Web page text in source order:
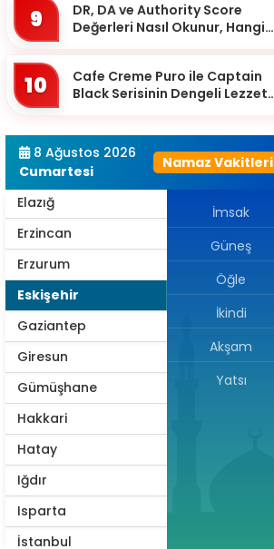
9
DR, DA ve Authority Score
Değerleri Nasıl Okunur, Hangi
10
Cafe Creme Puro ile Captain
Black Serisinin Dengeli Lezzet
8 Ağustos 2026
Cumartesi
Namaz Vakitleri
Çankırı
Denizli
Diyarbakır
Düzce
Edirne
Elazığ
Erzincan
Erzurum
Eskişehir
Gaziantep
Giresun
Gümüşhane
Hakkari
Hatay
Iğdır
Isparta
İstanbul
İmsak
Güneş
Öğle
İkindi
Akşam
Yatsı